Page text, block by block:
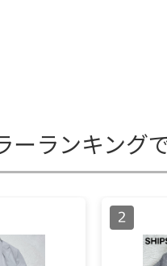
ーランキング